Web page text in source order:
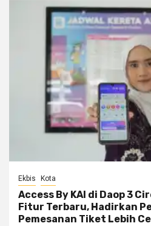
Ekbis Kota
Access By KAI di Daop 3
Fitur Terbaru, Hadirkan
Pemesanan Tiket Lebih